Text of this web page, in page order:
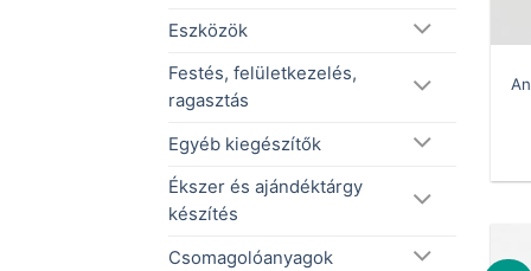
Eszközök
Festés, felületkezelés,
ragasztás
Egyéb kiegészítők
Ékszer és ajándéktárgy
készítés
Csomagolóanyagok